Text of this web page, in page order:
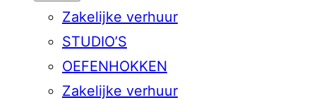
Zakelijke verhuur
STUDIO’S
OEFENHOKKEN
Zakelijke verhuur